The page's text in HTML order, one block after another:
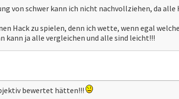
von schwer kann ich nicht nachvollziehen, da alle
Hack zu spielen, denn ich wette, wenn egal
kann ja alle vergleichen und alle sind leicht!!!
bewertet hätten!!!